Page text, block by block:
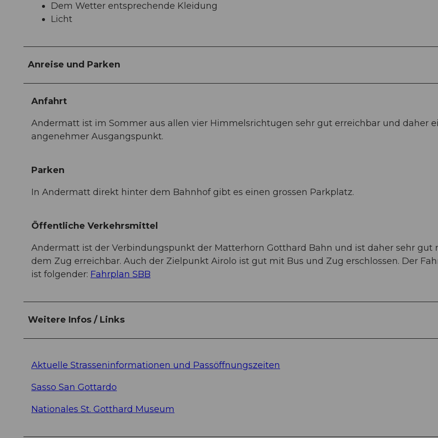
Dem Wetter entsprechende Kleidung
Licht
Anreise und Parken
Anfahrt
Andermatt ist im Sommer aus allen vier Himmelsrichtugen sehr gut erreichbar und daher
angenehmer Ausgangspunkt.
Parken
In Andermatt direkt hinter dem Bahnhof gibt es einen grossen Parkplatz.
Öffentliche Verkehrsmittel
Andermatt ist der Verbindungspunkt der Matterhorn Gotthard Bahn und ist daher sehr gut
dem Zug erreichbar. Auch der Zielpunkt Airolo ist gut mit Bus und Zug erschlossen. Der
ist folgender: Fahrplan SBB
Weitere Infos / Links
Aktuelle Strasseninformationen und Passöffnungszeiten
Sasso San Gottardo
Nationales St. Gotthard Museum